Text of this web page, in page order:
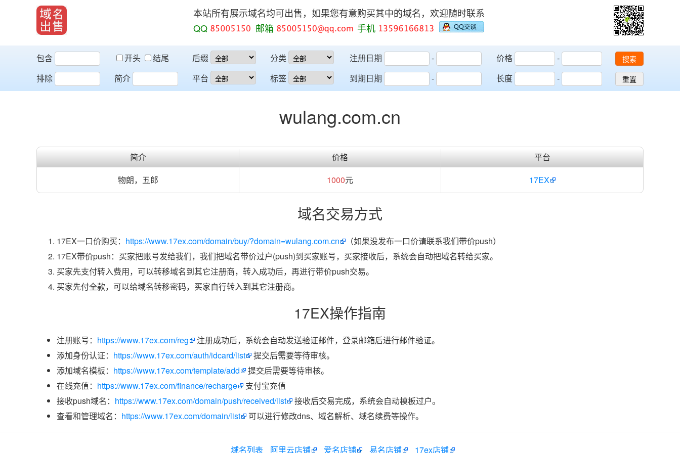
本站所有展示域名均可出售，如果您有意购买其中的域名，欢迎随时联系
QQ
邮箱 手机
包含 开头
结尾
排除
简介
后缀
平台
分类
标签
注册日期
-
到期日期
-
价格
-
长度
-
搜索
重置
wulang.com.cn
简介 价格
平台
物朗，五郎
1000元 17EX
域名交易方式
17EX一口价购买： https://www.17ex.com/domain/buy/?domain=wulang.com.cn
（如果没发布一口价请联系我们带价push）
17EX带价push：买家把账号发给我们，我们把域名带价过户(push)到买家账号，买家接收后，系统会自动把域名转给买家。
买家先支付转入费用，可以转移域名到其它注册商，转入成功后，再进行带价push交易。
买家先付全款，可以给域名转移密码，买家自行转入到其它注册商。
17EX操作指南
注册账号： https://www.17ex.com/reg
注册成功后，系统会自动发送验证邮件，登录邮箱后进行邮件验证。
添加身份认证： https://www.17ex.com/auth/idcard/list
提交后需要等待审核。
添加域名模板： https://www.17ex.com/template/add
提交后需要等待审核。
在线充值： https://www.17ex.com/finance/recharge
支付宝充值
接收push域名： https://www.17ex.com/domain/push/received/list
接收后交易完成，系统会自动模板过户。
查看和管理域名： https://www.17ex.com/domain/list 可以进行修改dns、域名解析、域名续费等操作。
域名列表 阿里云店铺 爱名店铺 易名店铺 17ex店铺